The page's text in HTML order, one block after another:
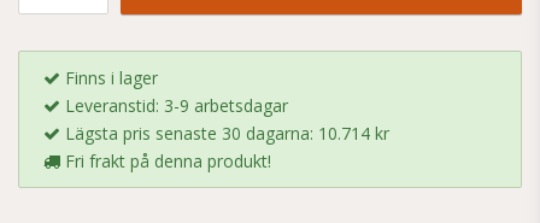
Finns i lager
Leveranstid: 3-9 arbetsdagar
Lägsta pris senaste 30 dagarna: 10.714 kr
Fri frakt på denna produkt!